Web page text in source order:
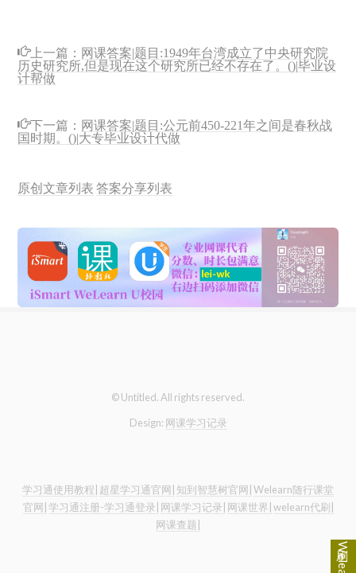
上一篇： 网课答案|题目:1949年台湾成立了中央研究院
历史研究所,但是现在这个研究所已经不存在了。()|毕业设
计帮做
下一篇： 网课答案|题目:公元前450-221年之间是春秋战
国时期。()|大专毕业设计代做
原创文章列表 答案分享列表
© Untitled. All rights reserved.
Design: 网课学习记录
学习通使用教程| 超星学习通官网| 知到智慧树官网| Welearn随行课堂
官网| 学习通注册-学习通登录| 网课学习记录| 网课世界| welearn代刷|
网课查题|
刷Welearn点这里